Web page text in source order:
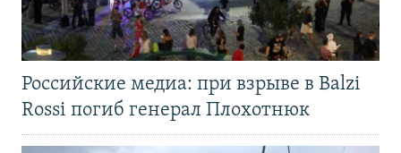
Российские медиа: при взрыве в Balzi
Rossi погиб генерал Плохотнюк